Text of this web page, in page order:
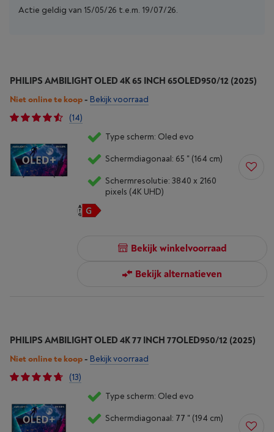
Actie geldig van 15/05/26 t.e.m. 19/07/26.
PHILIPS AMBILIGHT OLED 4K 65 INCH 65OLED950/12 (2025)
Niet online te koop- Bekijk voorraad
(14)
Type scherm: Oled evo
Schermdiagonaal: 65 " (164 cm)
Schermresolutie: 3840 x 2160
pixels (4K UHD)
Bekijk winkelvoorraad
Bekijk alternatieven
PHILIPS AMBILIGHT OLED 4K 77 INCH 77OLED950/12 (2025)
Niet online te koop- Bekijk voorraad
(13)
Type scherm: Oled evo
Schermdiagonaal: 77 " (194 cm)